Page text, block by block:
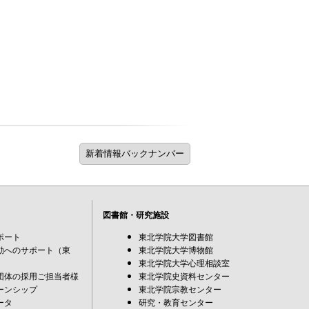
ート
へのサポート（東
体の採用ご担当者様
ンシップ
タ
図書館・研究施設
東北学院大学図書館
東北学院大学博物館
東北学院大学心理相談室
東北学院史資料センター
東北学院宗教センター
研究・教育センター